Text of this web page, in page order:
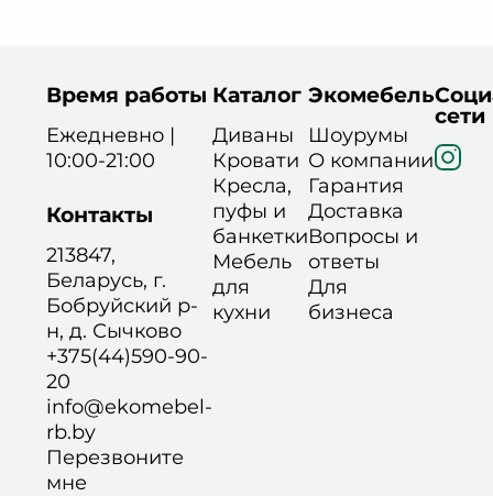
Время работы
Ежедневно |
10:00-21:00
Контакты
213847,
Беларусь, г.
Бобруйский р-
н, д. Сычково
+375(44)590-90-
20
info@ekomebel-
rb.by
Перезвоните
мне
Каталог
Диваны
Кровати
Кресла,
пуфы и
банкетки
Мебель
для
кухни
Экомебель
Шоурумы
О компании
Гарантия
Доставка
Вопросы и
ответы
Для
бизнеса
сети